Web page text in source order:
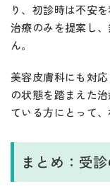
り、初診時は不安
治療のみを提案し
ん。
美容皮膚科にも対
の状態を踏まえた
ている方にとって
まとめ：受